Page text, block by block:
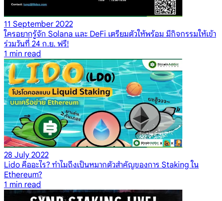
11 September 2022
ใครอยากรู้จัก Solana และ DeFi เตรียมตัวให้พร้อม มีกิจกรรมให้เข้า
ร่วมวันที่ 24 ก.ย. ฟรี!
1 min read
28 July 2022
Lido คืออะไร? ทำไมถึงเป็นหมากตัวสำคัญของการ Staking ใน
Ethereum?
1 min read